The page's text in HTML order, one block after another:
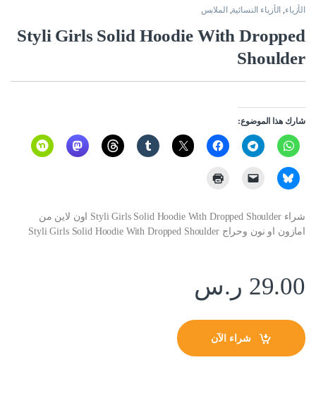
الأزياء, الأزياء النسائية, الملابس
Styli Girls Solid Hoodie With Dropped
Shoulder
شارك هذا الموضوع:
شراء Styli Girls Solid Hoodie With Dropped Shoulder اون لاين من
امازون او نون وحراج Styli Girls Solid Hoodie With Dropped Shoulder
29.00 ر.س
شراء الآن